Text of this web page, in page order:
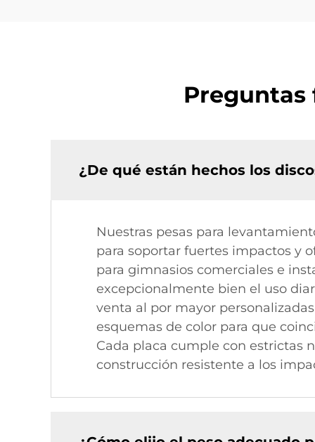
Preguntas
¿De qué están hechos los
Nuestras pesas para
para soportar fuertes impactos y
para gimnasios comerciales e
excepcionalmente bien el uso
venta al por mayor
esquemas de color para que
Cada placa cumple con estrictas
construcción resistente a los